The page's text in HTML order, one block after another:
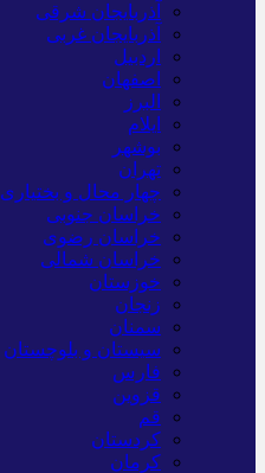
آذربایجان شرقی
آذربایجان غربی
اردبیل
اصفهان
البرز
ایلام
بوشهر
تهران
چهار محال و بختیاری
خراسان جنوبی
خراسان رضوی
خراسان شمالی
خوزستان
زنجان
سمنان
سیستان و بلوچستان
فارس
قزوین
قم
کردستان
کرمان